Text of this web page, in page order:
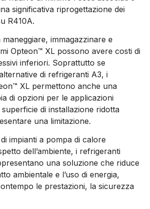
significativa riprogettazione dei
R410A.
maneggiare, immagazzinare e
Opteon™ XL possono avere costi di
inferiori. Soprattutto se
di refrigeranti A3, i
XL permettono anche una
di opzioni per le applicazioni
di installazione ridotta
una limitazione.
impianti a pompa di calore
dell’ambiente, i refrigeranti
una soluzione che riduce
ambientale e l’uso di energia,
le prestazioni, la sicurezza